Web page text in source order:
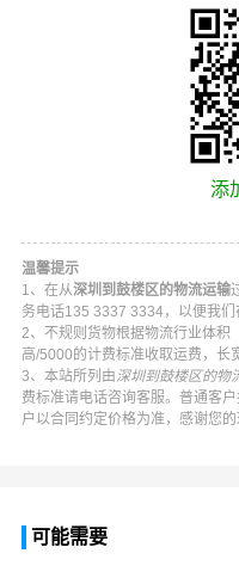
添
温馨提示
1、在从深圳到鼓楼区的物流运输
务电话135 3337 3334，以便我们
2、不规则货物根据物流行业体积
高/5000的计费标准收取运费，长
3、本站所列由深圳到鼓楼区的物
费标准请电话咨询客服。普通客
户以合同约定价格为准，感谢您的
可能需要